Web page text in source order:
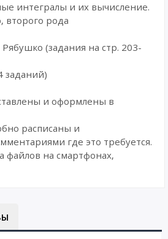
интегралы и их вычисление.
второго рода
(задания на стр. 203-
заданий)
и оформлены в
расписаны и
где это требуется.
файлов на смартфонах,